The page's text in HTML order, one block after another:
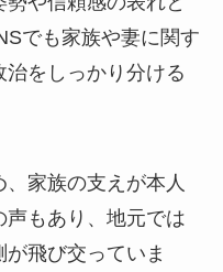
でも家族や妻に関す
をしっかり分ける
家族の支えが本人
もあり、地元では
飛び交っていま